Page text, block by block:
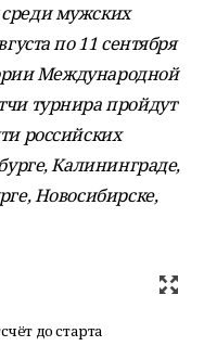
мужских
по 11 сентября
Международной
турнира пройдут
российских
Калининграде,
Новосибирске,
до старта